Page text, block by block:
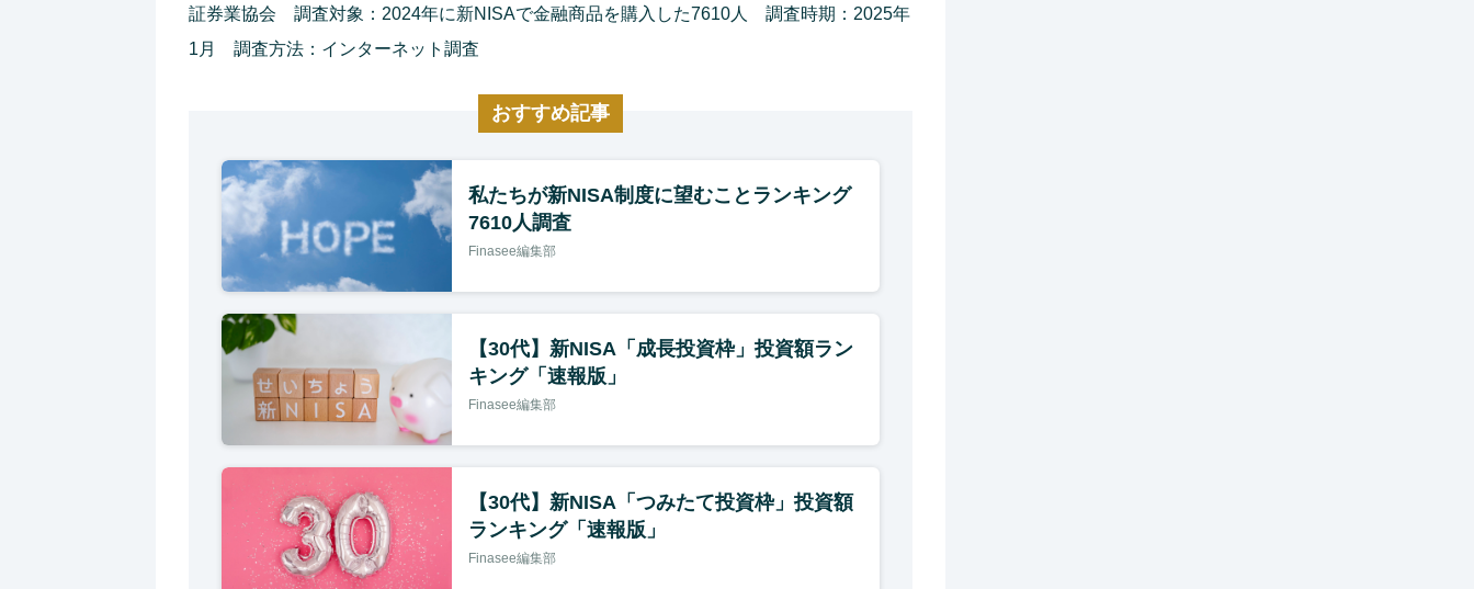
証券業協会 調査対象：2024年に新NISAで金融商品を購入した7610人 調査時期：2025年
1月 調査方法：インターネット調査
おすすめ記事
私たちが新NISA制度に望むことランキング
7610人調査
Finasee編集部
【30代】新NISA「成長投資枠」投資額ラン
キング「速報版」
Finasee編集部
【30代】新NISA「つみたて投資枠」投資額
ランキング「速報版」
Finasee編集部